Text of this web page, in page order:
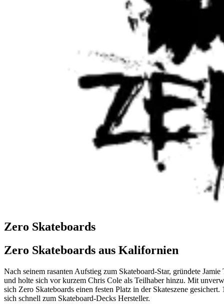
Zero Skateboards
Zero Skateboards aus Kalifornien
Nach seinem rasanten Aufstieg zum Skateboard-Star, gründete
und holte sich vor kurzem Chris Cole als Teilhaber hinzu. Mit
sich Zero Skateboards einen festen Platz in der Skateszene
sich schnell zum Skateboard-Decks Hersteller.